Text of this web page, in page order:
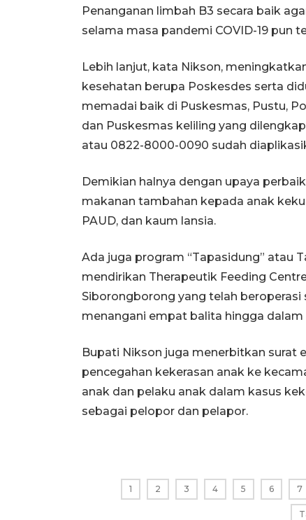
Penanganan limbah B3 secara baik
selama masa pandemi COVID-19 pun
Lebih lanjut, kata Nikson,
kesehatan berupa Poskesdes serta
memadai baik di Puskesmas, Pustu,
dan Puskesmas keliling yang
atau 0822-8000-0090 sudah
Demikian halnya dengan upaya
makanan tambahan kepada anak
PAUD, dan kaum lansia.
Ada juga program “Tapasidung” atau
mendirikan Therapeutik Feeding
Siborongborong yang telah
menangani empat balita hingga dalam
Bupati Nikson juga menerbitkan surat
pencegahan kekerasan anak ke
anak dan pelaku anak dalam kasus
sebagai pelopor dan pelapor.
1 2 3 4 5 6 7